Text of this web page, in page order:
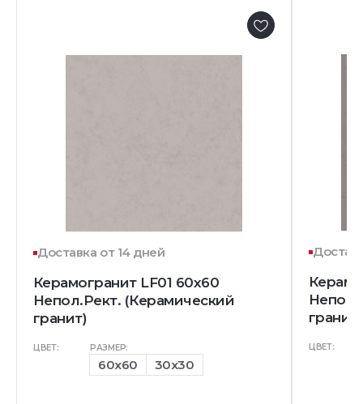
Доставка от 14 дней
Керамогранит LF01 60x60
Непол.Рект. (Керамический
гранит)
ЦВЕТ: РАЗМЕР:
60x60 30x30
гранит)
ЦВЕТ: